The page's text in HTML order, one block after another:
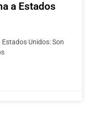
a Estados
Unidos: Son